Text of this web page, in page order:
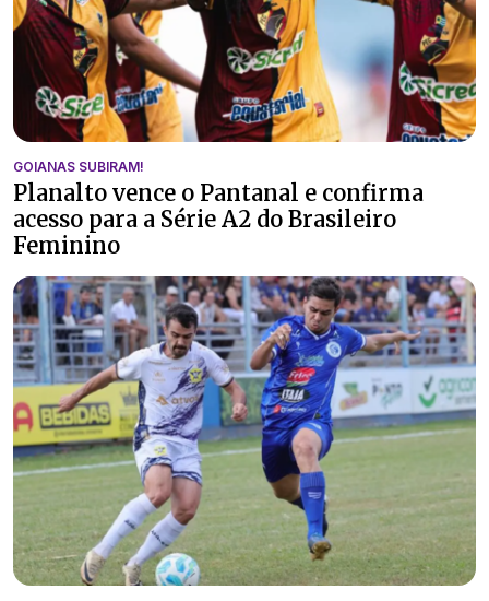
GOIANAS SUBIRAM!
Planalto vence o Pantanal e confirma
acesso para a Série A2 do Brasileiro
Feminino